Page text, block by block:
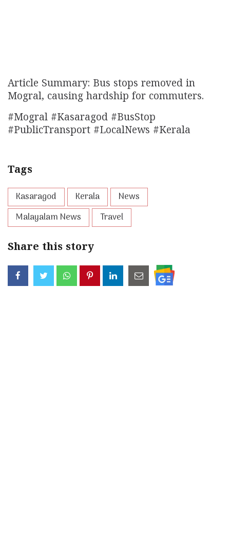
Article Summary: Bus stops removed in
Mogral, causing hardship for commuters.
#Mogral #Kasaragod #BusStop
#PublicTransport #LocalNews #Kerala
Tags
Kasaragod Kerala
News
Malayalam News
Travel
Share this story